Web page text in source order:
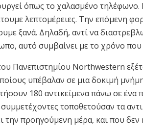
όπως το χαλασμένο
λεπτομέρειες. Την επόμενη
ξανά. Δηλαδή, αντί να
αυτό συμβαίνει με το χρόνο που
Πανεπιστημίου Northwestern
υπέβαλαν σε μια δοκιμή
180 αντικείμενα πάνω σε ένα
τοποθετούσαν τα
την προηγούμενη μέρα, και που